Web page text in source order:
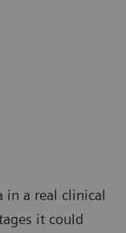
in a real clinical
it could